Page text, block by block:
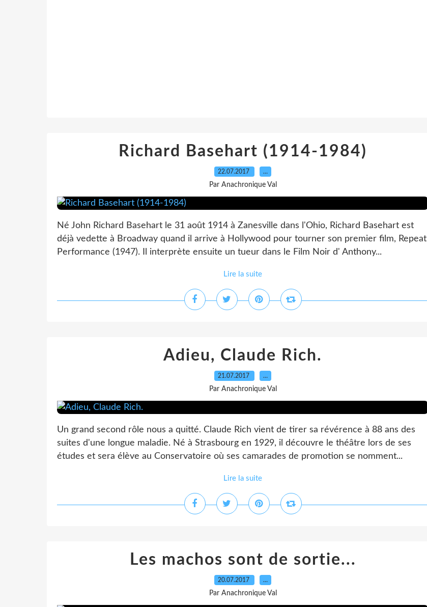
Richard Basehart (1914-1984)
22.07.2017 …
Par Anachronique Val
Né John Richard Basehart le 31 août 1914 à Zanesville dans l'Ohio, Richard Basehart est
déjà vedette à Broadway quand il arrive à Hollywood pour tourner son premier film, Repeat
Performance (1947). Il interprète ensuite un tueur dans le Film Noir d' Anthony...
Lire la suite
Adieu, Claude Rich.
21.07.2017 …
Par Anachronique Val
Un grand second rôle nous a quitté. Claude Rich vient de tirer sa révérence à 88 ans des
suites d'une longue maladie. Né à Strasbourg en 1929, il découvre le théâtre lors de ses
études et sera élève au Conservatoire où ses camarades de promotion se nomment...
Lire la suite
Les machos sont de sortie...
20.07.2017 …
Par Anachronique Val